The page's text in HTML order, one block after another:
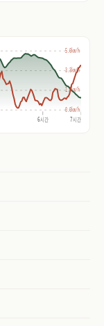
6시간 7시간
5.0km/h
3.3km/h
1.7km/h
0.0km/h